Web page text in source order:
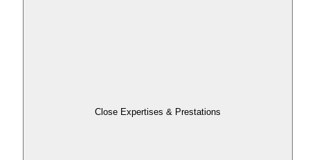
Close Expertises & Prestations